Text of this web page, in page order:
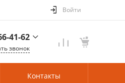
Войти
41-62
звонок
Контакты